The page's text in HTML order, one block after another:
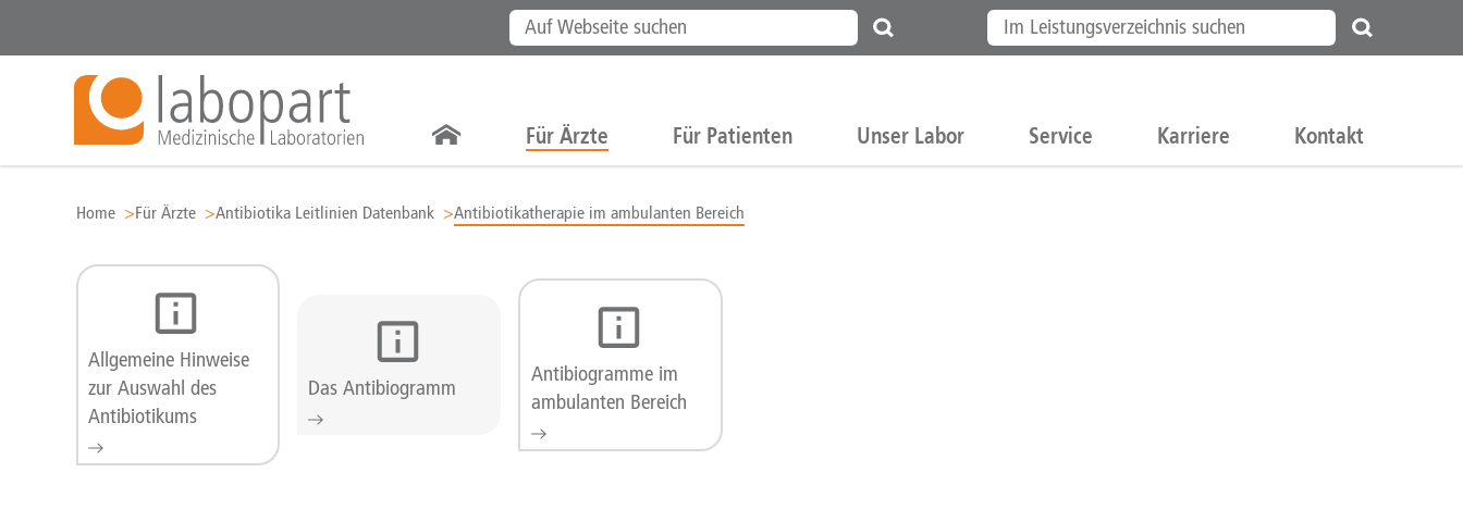
Für Ärzte Für Patienten Unser Labor Service Karriere Kontakt
Home Für Ärzte Antibiotika Leitlinien Datenbank Antibiotikatherapie im ambulanten Bereich
Allgemeine Hinweise
zur Auswahl des
Antibiotikums
Das Antibiogramm
Antibiogramme im
ambulanten Bereich